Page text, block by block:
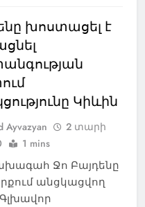
խոստացել է
Կիևին
Ayvazyan
2 տարի
1 mins
Ջո Բայդենը
անցկացվող